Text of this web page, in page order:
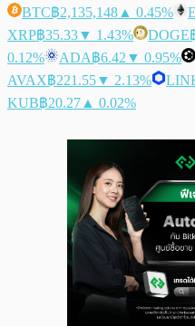
BTC฿2,135,148 ▲ 0.45%
XRP฿35.33▼ 1.43% DOGE
0.12%
ADA฿6.42 ▼ 0.95%
AVAX฿221.55▼ 2.13%
KUB฿20.27 ▲ 0.02%